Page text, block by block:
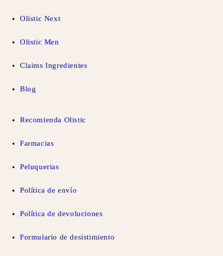
Olistic Next
Olistic Men
Claims Ingredientes
Blog
Recomienda Olistic
Farmacias
Peluquerias
Política de envío
Política de devoluciones
Formulario de desistimiento